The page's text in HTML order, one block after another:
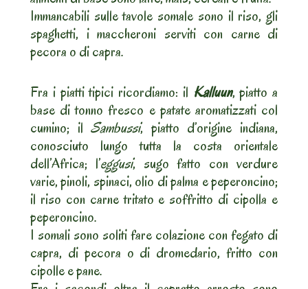
Immancabili sulle tavole somale sono il riso, gli
spaghetti, i maccheroni serviti con carne di
pecora o di capra.
Fra i piatti tipici ricordiamo: il Kalluun, piatto a
base di tonno fresco e patate aromatizzati col
cumino; ilSambussi, piatto d’origine indiana,
conosciuto lungo tutta la costa orientale
dell’Africa; l’eggusi, sugo fatto con verdure
varie, pinoli, spinaci, olio di palma e peperoncino;
il riso con carne tritato e soffritto di cipolla e
peperoncino.
I somali sono soliti fare colazione con fegato di
capra, di pecora o di dromedario, fritto con
cipolle e pane.